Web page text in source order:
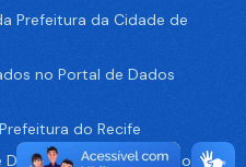
Prefeitura da Cidade de
no Portal de Dados
do Recife
do Portal de Dados